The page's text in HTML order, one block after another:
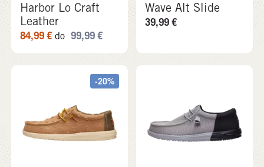
Harbor Lo Craft
Leather
84,99€ do 99,99€
Wave Alt Slide
39,99€
-20%